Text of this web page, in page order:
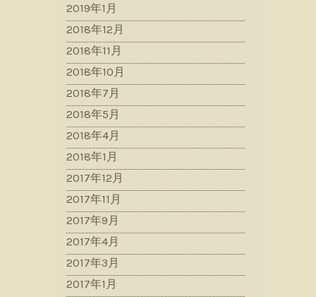
2019年1月
2018年12月
2018年11月
2018年10月
2018年7月
2018年5月
2018年4月
2018年1月
2017年12月
2017年11月
2017年9月
2017年4月
2017年3月
2017年1月